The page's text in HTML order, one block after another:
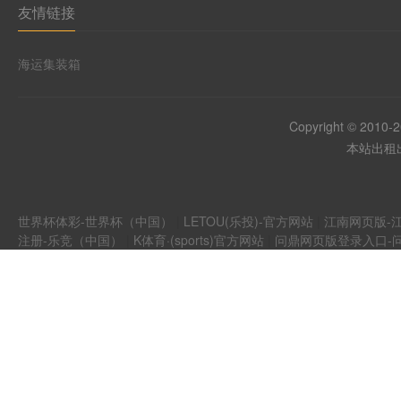
友情链接
海运集装箱
Copyright © 2010-
本站出
世界杯体彩-世界杯（中国） LETOU(乐投)-官方网站
江南网页版-
注册-乐竞（中国）
K体育·(sports)官方网站 问鼎网页版登录入口-